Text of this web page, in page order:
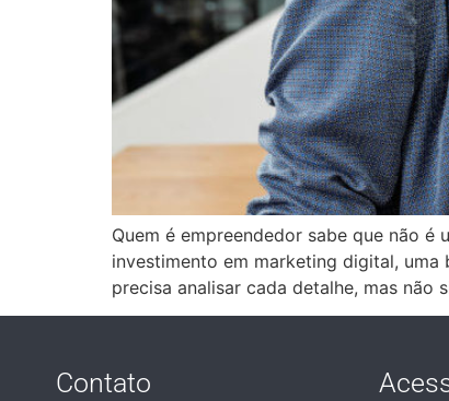
Quem é empreendedor sabe que não
investimento em marketing digital,
precisa analisar cada detalhe, mas
Contato